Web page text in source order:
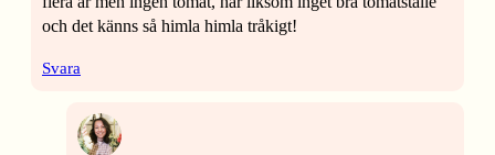
och det känns så himla himla tråkigt!
Svara